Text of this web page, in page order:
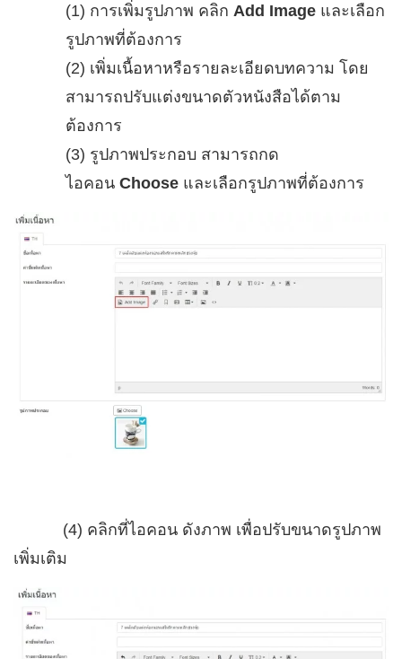
(1) การเพิ่มรูปภาพ คลิก Add Image และเลือก
รูปภาพที่ต้องการ
(2) เพิ่มเนื้อหาหรือรายละเอียดบทความ โดย
สามารถปรับแต่งขนาดตัวหนังสือได้ตาม
ต้องการ
(3) รูปภาพประกอบ สามารถกด
ไอคอน Choose และเลือกรูปภาพที่ต้องการ
(4) คลิกที่ไอคอน ดังภาพ เพื่อปรับขนาดรูปภาพ
เพิ่มเติม